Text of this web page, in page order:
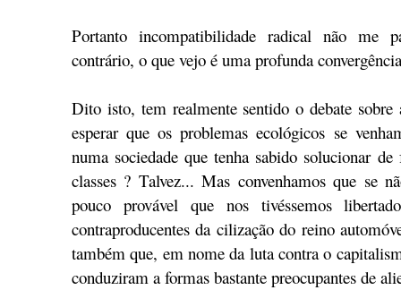
Portanto incompatibilidade radical não me
contrário, o que vejo é uma profunda
Dito isto, tem realmente sentido o debate sobre
esperar que os problemas ecológicos se
numa sociedade que tenha sabido solucionar
classes ? Talvez... Mas convenhamos que se
pouco provável que nos tivéssemos
contraproducentes da cilização do reino
também que, em nome da luta contra o
conduziram a formas bastante preocupantes de